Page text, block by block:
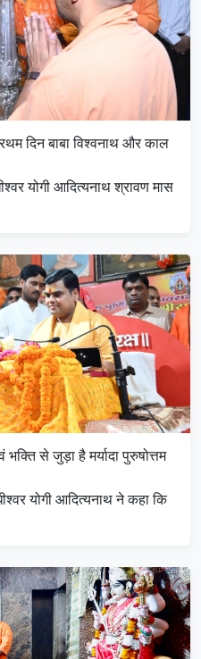
दिन बाबा विश्वनाथ और काल
योगी आदित्यनाथ श्रावण मास
से जुड़ा है मर्यादा पुरुषोत्तम
योगी आदित्यनाथ ने कहा कि